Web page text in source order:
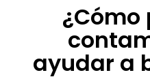
¿Cómo
ayudar a